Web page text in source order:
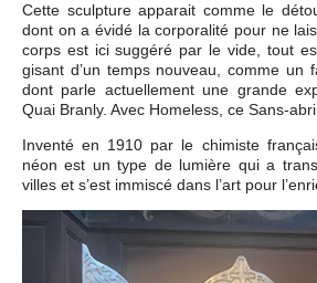
Cette sculpture apparait comme le
dont on a évidé la corporalité pour ne
corps est ici suggéré par le vide, tout
gisant d’un temps nouveau, comme un
dont parle actuellement une grande
Quai Branly. Avec Homeless, ce Sans-
Inventé en 1910 par le chimiste
néon est un type de lumière qui a
villes et s’est immiscé dans l’art pour